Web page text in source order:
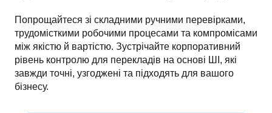
Попрощайтеся зі складними ручними перевірками,
трудомісткими робочими процесами та компромісами
між якістю й вартістю. Зустрічайте корпоративний
рівень контролю для перекладів на основі ШІ, які
завжди точні, узгоджені та підходять для вашого
бізнесу.